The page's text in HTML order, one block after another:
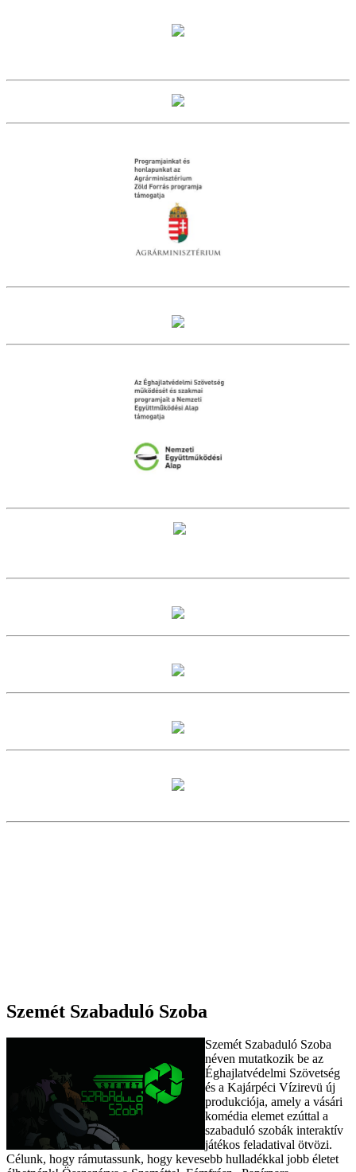
Szemét Szabaduló Szoba
Szemét Szabaduló Szoba
néven mutatkozik be az
Éghajlatvédelmi Szövetség
és a Kajárpéci Vízirevü új
produkciója, amely a vásári
komédia elemet ezúttal a
szabaduló szobák interaktív
játékos feladatival ötvözi.
Célunk, hogy rámutassunk, hogy kevesebb hulladékkal jobb életet